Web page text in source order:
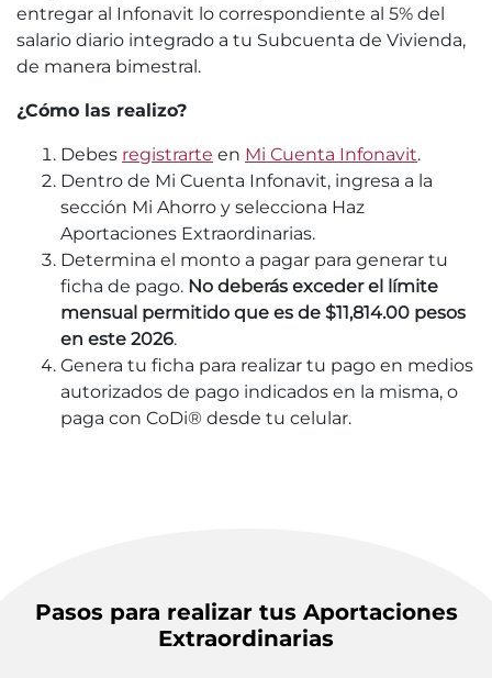
entregar al Infonavit lo correspondiente al 5% del
salario diario integrado a tu Subcuenta de Vivienda,
de manera bimestral.
¿Cómo las realizo?
Debes registrarte en Mi Cuenta Infonavit.
Dentro de Mi Cuenta Infonavit, ingresa a la
sección Mi Ahorro y selecciona Haz
Aportaciones Extraordinarias.
Determina el monto a pagar para generar tu
ficha de pago. No deberás exceder el límite
mensual permitido que es de $11,814.00 pesos
en este 2026.
Genera tu ficha para realizar tu pago en medios
autorizados de pago indicados en la misma, o
paga con CoDi® desde tu celular.
Pasos para realizar tus Aportaciones
Extraordinarias